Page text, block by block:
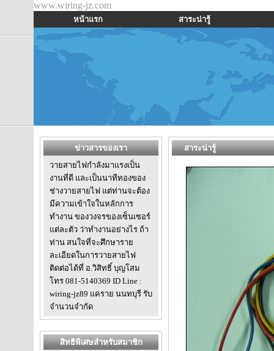
www.wiring-jz.com
หน้าแรก สาระน่ารู้
ข่าวสารของเรา
วายสายไฟกำลังมาแรงเป็น
งานที่ดี และเป็นนาทีทองของ
ช่างวายสายไฟ แต่ท่านจะต้อง
มีความเข้าใจในหลักการ
ทำงาน ของวงจรของเซ็นเซอร์
แต่ละตัว ว่าทำงานอย่างไร ถ้า
ท่าน สนใจที่จะศึกษาราย
ละเอียดในการวายสายไฟ
ติดต่อได้ที่ อ.วิสิทธิ์ บุญโสม
โทร 081-5140369 ID Line :
wiring-jz89 แคราย นนทบุรี รับ
จำนวนจำกัด
สิทธิพิเศษสำหรับสมาชิก
สาระน่ารู้